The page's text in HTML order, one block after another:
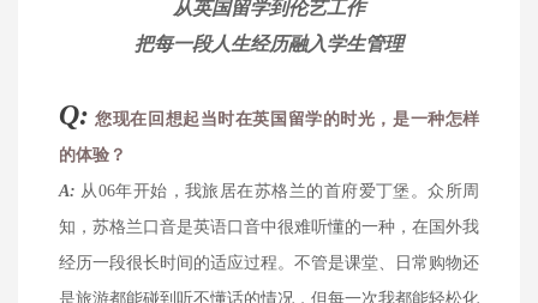
从英国留学到伦艺工作
把每一段人生经历融入学生管理
Q: 您现在回想起当时在英国留学的时光，是一种怎样
的体验？
A: 从06年开始，我旅居在苏格兰的首府爱丁堡。众所周
知，苏格兰口音是英语口音中很难听懂的一种，在国外我
经历一段很长时间的适应过程。不管是课堂、日常购物还
是旅游都能碰到听不懂话的情况，但每一次我都能轻松化